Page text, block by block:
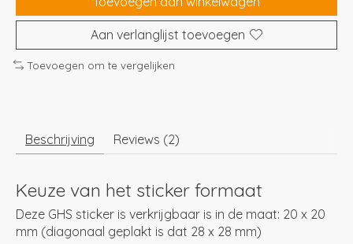
Aan verlanglijst toevoegen
Toevoegen om te vergelijken
Beschrijving Reviews (2)
Keuze van het sticker formaat
Deze GHS sticker is verkrijgbaar is in de maat: 20 x 20
mm (diagonaal geplakt is dat 28 x 28 mm)